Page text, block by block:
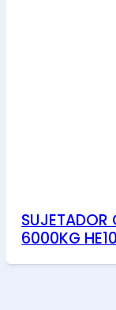
6000KG